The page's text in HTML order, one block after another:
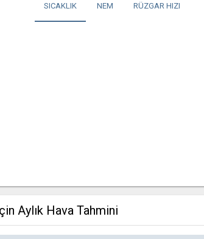
SICAKLIK NEM RÜZGAR HIZI
Aylık Hava Tahmini